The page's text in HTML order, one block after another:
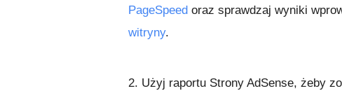
PageSpeed oraz sprawdzaj wyniki
witryny.
2. Użyj raportu Strony AdSense, żeby